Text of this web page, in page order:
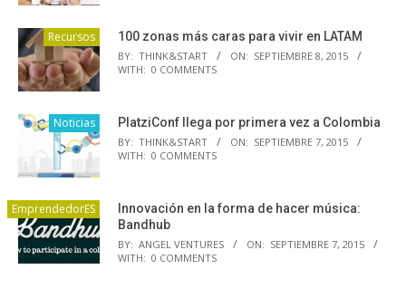
Recursos 100 zonas más caras para vivir en LATAM
BY: THINK&START ON: SEPTIEMBRE 8, 2015
WITH: 0 COMMENTS
Noticias PlatziConf llega por primera vez a Colombia
BY: THINK&START ON: SEPTIEMBRE 7, 2015
WITH: 0 COMMENTS
EmprendedorES
Innovación en la forma de hacer música:
Bandhub
BY: ANGEL VENTURES ON: SEPTIEMBRE 7, 2015
WITH: 0 COMMENTS